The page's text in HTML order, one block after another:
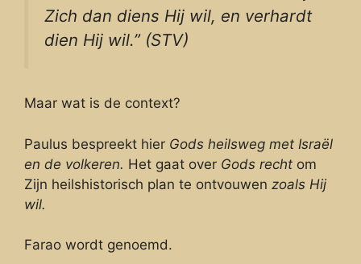
Zich dan diens Hij wil, en verhardt
dien Hij wil.” (STV)
Maar wat is de context?
Paulus bespreekt hier Gods heilsweg met Israël
en de volkeren. Het gaat over Gods recht om
Zijn heilshistorisch plan te ontvouwen zoals Hij
wil.
Farao wordt genoemd.